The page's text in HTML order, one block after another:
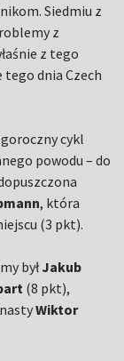
Siedmiu z
z
z tego
tego dnia Czech
cykl
powodu – do
, która
(3 pkt).
byłJakub
(8 pkt),
Wiktor